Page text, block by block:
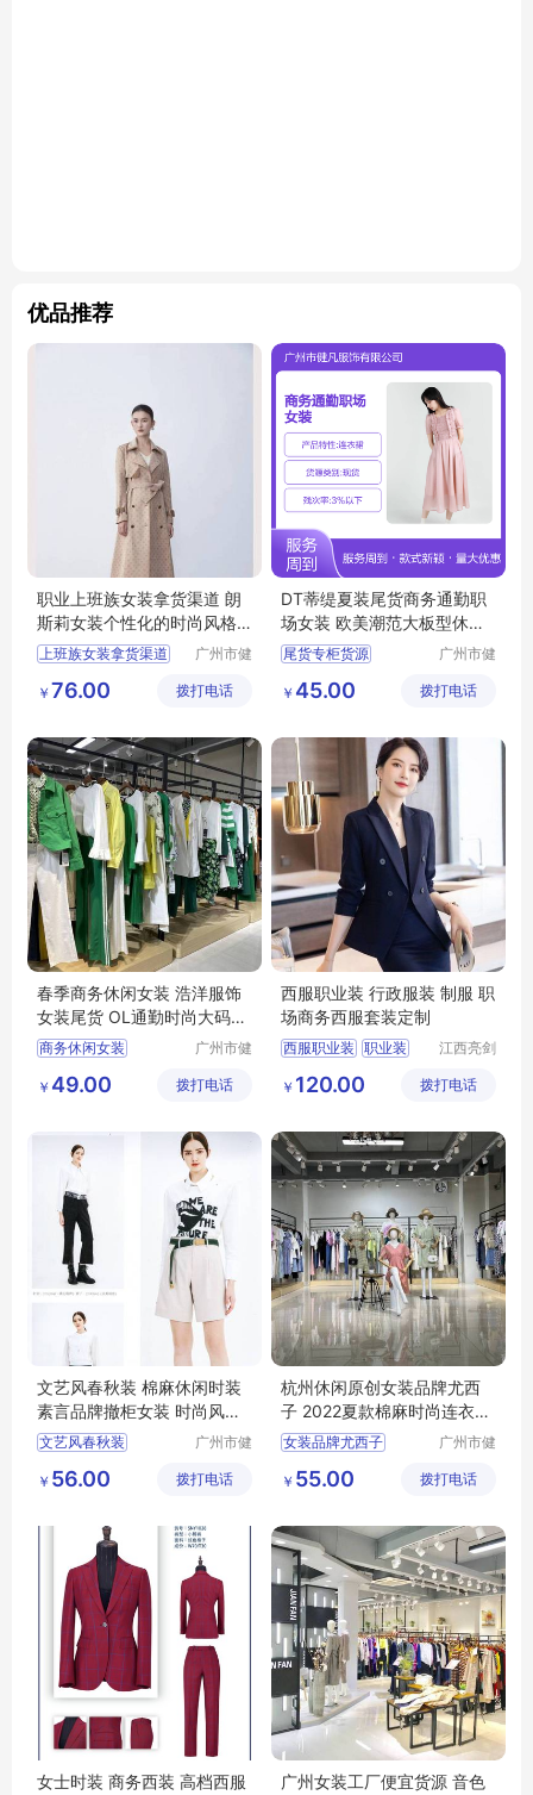
优品推荐
职业上班族女装拿货渠道 朗
斯莉女装个性化的时尚风格
广州服装市场
上班族女装拿货渠道
广州服装市场
广州市健
限公司
￥ 76.00 拨打电话
DT蒂缇夏装尾货商务通勤职
场女装 欧美潮范大板型休闲
风
尾货专柜货源
商务通勤职场女装
广州市健
限公司
￥ 45.00 拨打电话
春季商务休闲女装 浩洋服饰
女装尾货 OL通勤时尚大码女
装货源供应
商务休闲女装
广州市健
限公司
￥ 49.00 拨打电话
西服职业装 行政服装 制服 职
场商务西服套装定制
西服职业装 职业装
江西亮剑
公司
￥ 120.00 拨打电话
文艺风春秋装 棉麻休闲时装
素言品牌撤柜女装 时尚风衣
连衣裙走份
文艺风春秋装
素言品牌撤柜女装
广州市健
限公司
￥ 56.00 拨打电话
杭州休闲原创女装品牌尤西
子 2022夏款棉麻时尚连衣裙
广州尾货库存
女装品牌尤西子
杭州休闲原创
广州市健
限公司
￥ 55.00 拨打电话
女士时装 商务西装 高档西服
广州女装工厂便宜货源 音色